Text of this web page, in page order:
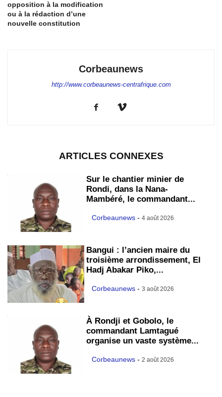
opposition à la modification
ou à la rédaction d’une
nouvelle constitution
Corbeaunews
http://www.corbeaunews-centrafrique.com
ARTICLES CONNEXES
Sur le chantier minier de
Rondi, dans la Nana-
Mambéré, le commandant...
Corbeaunews - 4 août 2026
Bangui : l’ancien maire du
troisième arrondissement, El
Hadj Abakar Piko,...
Corbeaunews - 3 août 2026
À Rondji et Gobolo, le
commandant Lamtagué
organise un vaste système...
Corbeaunews - 2 août 2026